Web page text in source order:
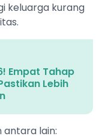
keluarga kurang
Empat Tahap
Lebih
antara lain: